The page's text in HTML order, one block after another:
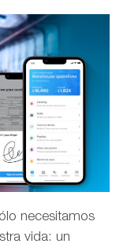
necesitamos
vida: un